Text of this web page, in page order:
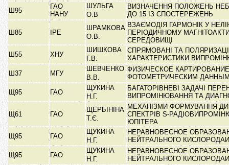
Ш95
ГАО
НАНУ
ШУЛЬГА
О.В
ВИЗНАЧЕННЯ ПОЛОЖЕНЬ
ДО 15 ІЗ СПОСТЕРЕЖЕНЬ
Ш85 ІРЕ
ШРАМКОВА
О.В.
ВЗАЄМОДІЯ ГАРМОНІК У
ПЕРІОДИЧНОМУ
СЕРЕДОВИЩІ
Ш55
ХНУ
ШИШКОВА
Г.В.
СПРЯМОВАНІ ТА
ХАРАКТЕРИСТИКИ
Ш37
МГУ
ШЕВЧЕНКО
В.В.
ФИЗИЧЕСКОЕ
ФОТОМЕТРИЧЕСКИМ
Щ95
ГАО
ЩУКИНА
Н.Г.
БАГАТОРІВНЕВІ ЗАДАЧІ
ВИПРОМІНЮВАННЯ ТА
Щ61 ГАО
ЩЕРБІНІНА
Т.Є.
МЕХАНІЗМИ ФОРМУВАННЯ
СПЕКТРІВ S-
ЮПІТЕРА
Щ95
ГАО
ЩУКИНА
Н.Г.
НЕРАВНОВЕСНОЕ
НЕЙТРАЛЬНОГО
Щ95
ГАО
ЩУКИНА
Н.Г.
НЕРАВНОВЕСНОЕ
НЕЙТРАЛЬНОГО